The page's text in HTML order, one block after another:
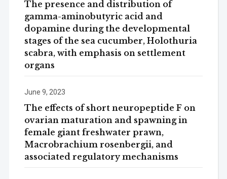
The presence and distribution of
gamma-aminobutyric acid and
dopamine during the developmental
stages of the sea cucumber, Holothuria
scabra, with emphasis on settlement
organs
June 9, 2023
The effects of short neuropeptide F on
ovarian maturation and spawning in
female giant freshwater prawn,
Macrobrachium rosenbergii, and
associated regulatory mechanisms